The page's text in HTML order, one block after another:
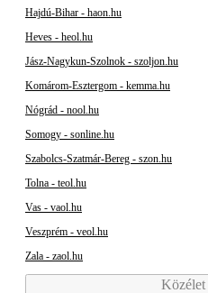
Hajdú-Bihar - haon.hu
Heves - heol.hu
Jász-Nagykun-Szolnok - szoljon.hu
Komárom-Esztergom - kemma.hu
Nógrád - nool.hu
Somogy - sonline.hu
Szabolcs-Szatmár-Bereg - szon.hu
Tolna - teol.hu
Vas - vaol.hu
Veszprém - veol.hu
Zala - zaol.hu
Közélet